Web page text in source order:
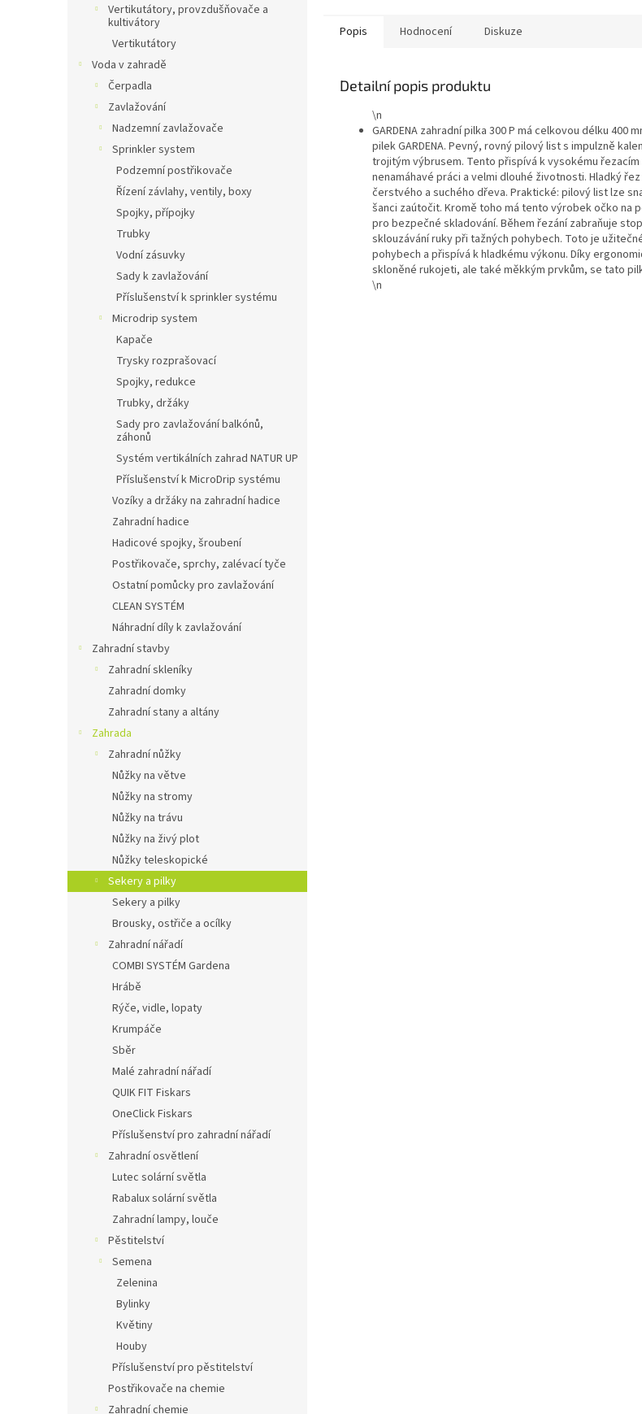
Vertikutátory, provzdušňovače a
kultivátory
Vertikutátory
Voda v zahradě
Čerpadla
Zavlažování
Nadzemní zavlažovače
Sprinkler system
Podzemní postřikovače
Řízení závlahy, ventily, boxy
Spojky, přípojky
Trubky
Vodní zásuvky
Sady k zavlažování
Příslušenství k sprinkler systému
Microdrip system
Kapače
Trysky rozprašovací
Spojky, redukce
Trubky, držáky
Sady pro zavlažování balkónů,
záhonů
Systém vertikálních zahrad NATUR UP
Příslušenství k MicroDrip systému
Vozíky a držáky na zahradní hadice
Zahradní hadice
Hadicové spojky, šroubení
Postřikovače, sprchy, zalévací tyče
Ostatní pomůcky pro zavlažování
CLEAN SYSTÉM
Náhradní díly k zavlažování
Zahradní stavby
Zahradní skleníky
Zahradní domky
Zahradní stany a altány
Zahrada
Zahradní nůžky
Nůžky na větve
Nůžky na stromy
Nůžky na trávu
Nůžky na živý plot
Nůžky teleskopické
Sekery a pilky
Sekery a pilky
Brousky, ostřiče a ocílky
Zahradní nářadí
COMBI SYSTÉM Gardena
Hrábě
Rýče, vidle, lopaty
Krumpáče
Sběr
Malé zahradní nářadí
QUIK FIT Fiskars
OneClick Fiskars
Příslušenství pro zahradní nářadí
Zahradní osvětlení
Lutec solární světla
Rabalux solární světla
Zahradní lampy, louče
Pěstitelství
Semena
Zelenina
Bylinky
Květiny
Houby
Příslušenství pro pěstitelství
Postřikovače na chemie
Zahradní chemie
Popis Hodnocení Diskuze
Detailní popis produktu
\n
GARDENA zahradní pilka 300 P má celkovou délku 400
pilek GARDENA. Pevný, rovný pilový list s impulzně
trojitým výbrusem. Tento přispívá k vysokému
nenamáhavé práci a velmi dlouhé životnosti. Hladký
čerstvého a suchého dřeva. Praktické: pilový list lze
šanci zaútočit. Kromě toho má tento výrobek očko na
pro bezpečné skladování. Během řezání zabraňuje
sklouzávání ruky při tažných pohybech. Toto je
pohybech a přispívá k hladkému výkonu. Díky
skloněné rukojeti, ale také měkkým prvkům, se tato
\n